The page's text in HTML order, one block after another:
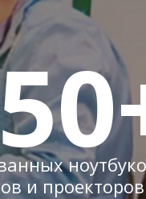
и проекторов